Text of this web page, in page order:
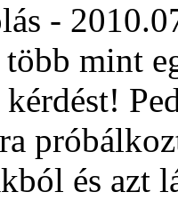
-
mint
és azt